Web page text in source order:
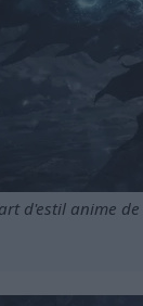
d'estil anime